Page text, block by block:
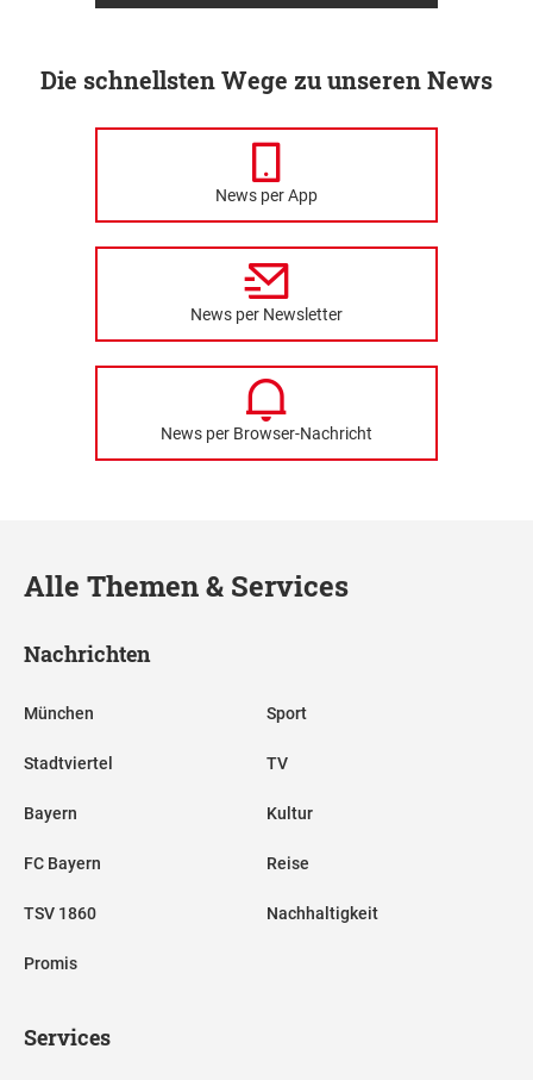
Die schnellsten Wege zu unseren News
News per App
News per Newsletter
News per Browser-Nachricht
Alle Themen & Services
Nachrichten
München
Stadtviertel
Bayern
FC Bayern
TSV 1860
Promis
Sport
TV
Kultur
Reise
Nachhaltigkeit
Services